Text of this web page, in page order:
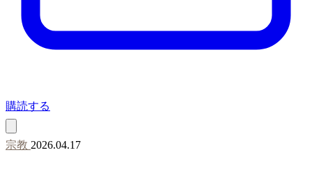
購読する
宗教 2026.04.17